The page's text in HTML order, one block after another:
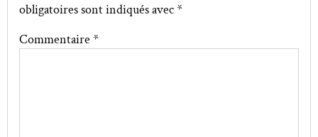
obligatoires sont indiqués avec*
Commentaire *